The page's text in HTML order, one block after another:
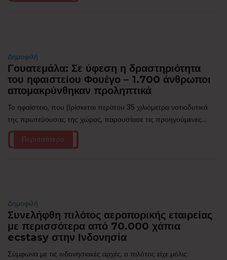
Δημοφιλή
Γουατεμάλα: Σε ύφεση η δραστηριότητα
του ηφαιστείου Φουέγο – 1.700 άνθρωποι
απομακρύνθηκαν προληπτικά
Το ηφαίστειο, που βρίσκεται περίπου 35 χιλιόμετρα νοτιοδυτικά
της πρωτεύουσας της χώρας, παρουσίασε τις προηγούμενες...
Περισσότερα
Δημοφιλή
Συνελήφθη πιλότος αεροπορικής εταιρείας
με περισσότερα από 70.000 χάπια
ecstasy στην Ινδονησία
Σύμφωνα με τις ινδονησιακές αρχές, ο πιλότος είχε μόλις